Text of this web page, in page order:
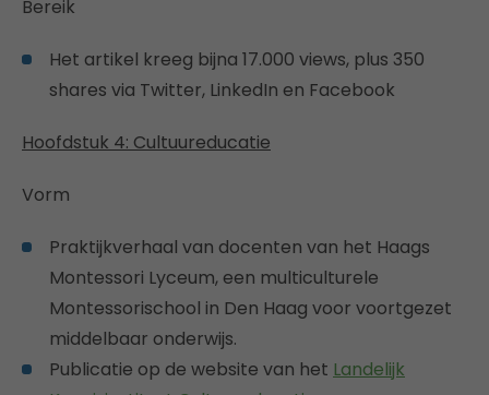
Bereik
Het artikel kreeg bijna 17.000 views, plus 350
shares via Twitter, LinkedIn en Facebook
Hoofdstuk 4: Cultuureducatie
Vorm
Praktijkverhaal van docenten van het Haags
Montessori Lyceum, een multiculturele
Montessorischool in Den Haag voor voortgezet
middelbaar onderwijs.
Publicatie op de website van het Landelijk